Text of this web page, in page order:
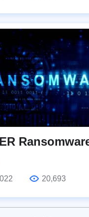
20,693